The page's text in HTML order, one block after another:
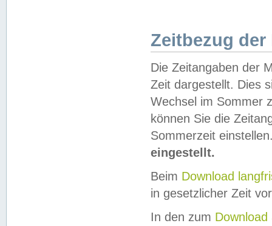
Zeitbezug der
Die Zeitangaben der
Zeit dargestellt. Dies
Wechsel im Sommer
können Sie die
Sommerzeit
eingestellt.
Beim Download
in gesetzlicher Zeit
In den zum Download